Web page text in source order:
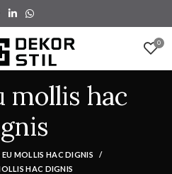
0
mollis hac
EU MOLLIS HAC DIGNIS
HAC DIGNIS